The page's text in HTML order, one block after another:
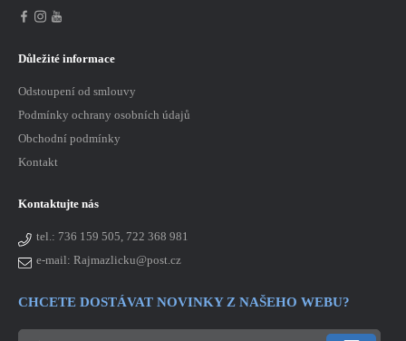
Důležité informace
Odstoupení od smlouvy
Podmínky ochrany osobních údajů
Obchodní podmínky
Kontakt
Kontaktujte nás
tel.: 736 159 505, 722 368 981
e-mail: Rajmazlicku@post.cz
CHCETE DOSTÁVAT NOVINKY Z NAŠEHO WEBU?